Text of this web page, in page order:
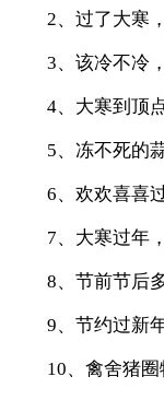
2、过了大寒
3、该冷不冷
4、大寒到顶
5、冻不死的
6、欢欢喜喜
7、大寒过年
8、节前节后
9、节约过新
10、禽舍猪圈